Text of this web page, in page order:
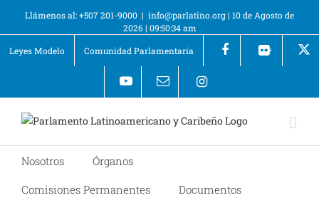
Llámenos al: +507 201-9000 | info@parlatino.org| 10 de Agosto de
2026 | 09:50:34 am
Leyes Modelo
Comunidad Parlamentaria +
Nosotros
Órganos
Comisiones Permanentes
Documentos